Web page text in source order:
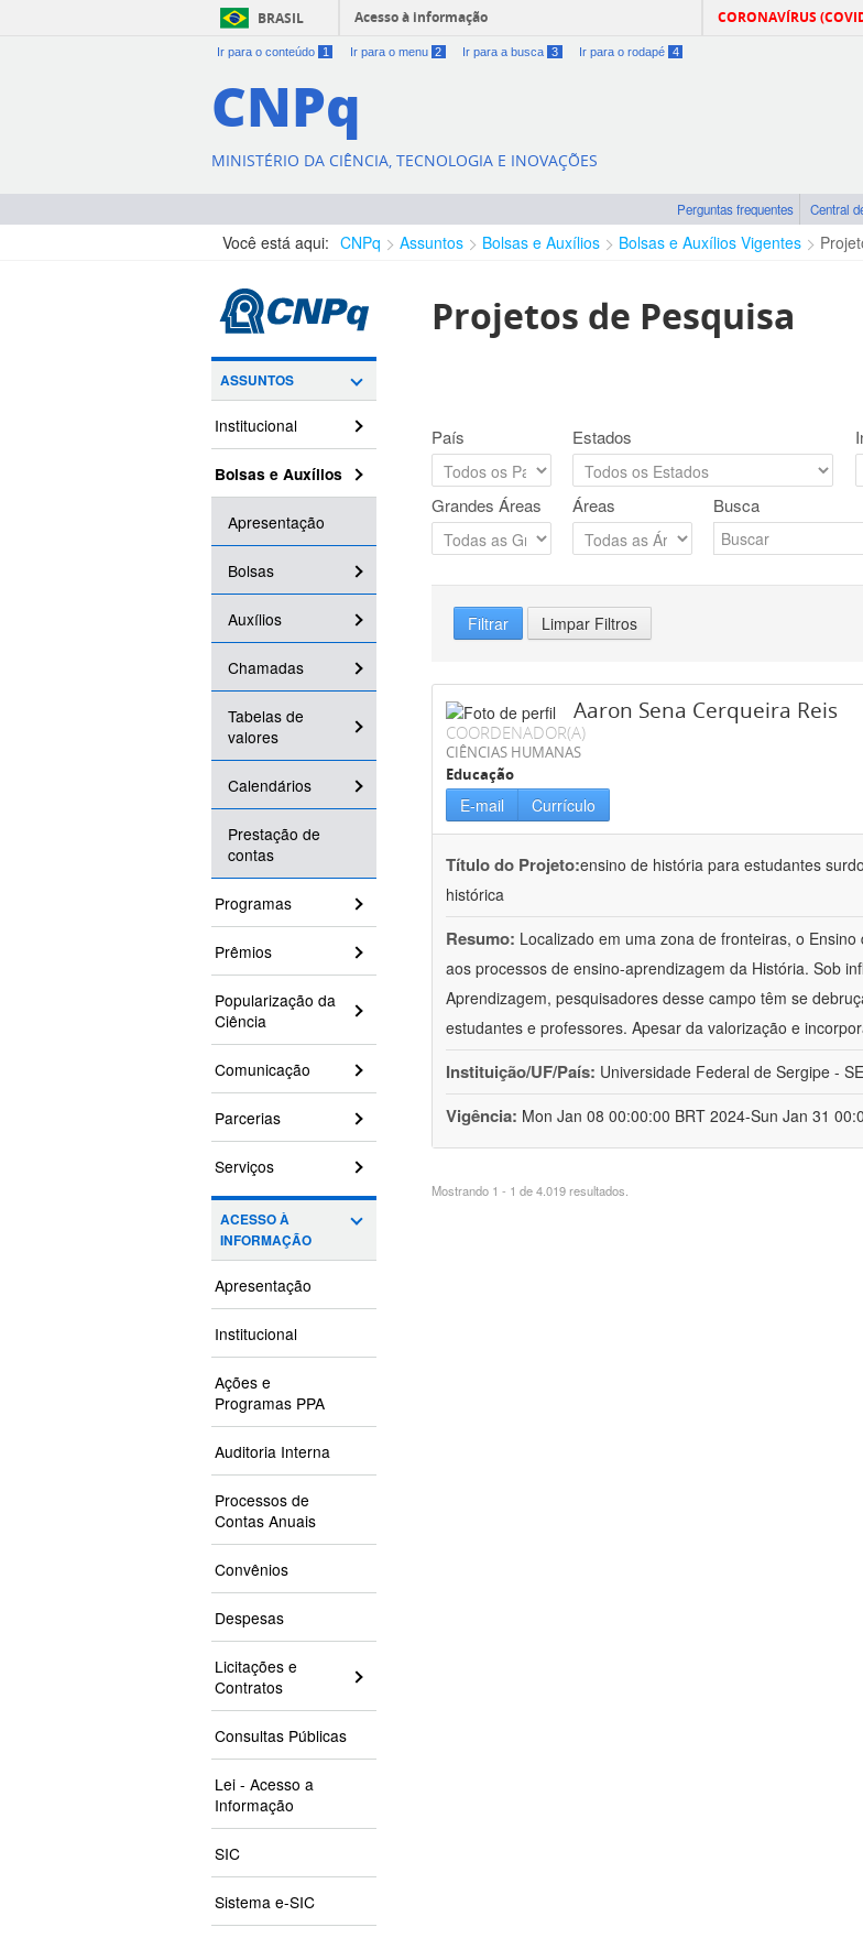
BRASIL Acesso à informação CORONAVÍRUS
Ir para o conteúdo 1 Ir para o menu 2 Ir para a busca 3 Ir para o rodapé 4
CNPq
MINISTÉRIO DA CIÊNCIA, TECNOLOGIA E INOVAÇÕES
Perguntas frequentes Central
Você está aqui: CNPq Assuntos Bolsas e Auxílios Bolsas e Auxílios Vigentes
ASSUNTOS
Institucional
Bolsas e Auxílios
Apresentação
Bolsas
Auxílios
Chamadas
Tabelas de
valores
Calendários
Prestação de
contas
Programas
Prêmios
Popularização da
Ciência
Comunicação
Parcerias
Serviços
ACESSO À
INFORMAÇÃO
Apresentação
Institucional
Ações e
Programas PPA
Auditoria Interna
Processos de
Contas Anuais
Convênios
Despesas
Licitações e
Contratos
Consultas Públicas
Lei - Acesso a
Informação
SIC
Sistema e-SIC
Projetos de Pesquisa
País Estados
Grandes Áreas Áreas Busca
Filtrar Limpar Filtros
Aaron Sena Cerqueira Reis
COORDENADOR(A)
CIÊNCIAS HUMANAS
Educação
E-mail Currículo
Título do Projeto:ensino de história para estudantes
histórica
Resumo: Localizado em uma zona de fronteiras, o
aos processos de ensino-aprendizagem da História. Sob
Aprendizagem, pesquisadores desse campo têm se
estudantes e professores. Apesar da valorização e
Instituição/UF/País: Universidade Federal de Sergipe -
Vigência: Mon Jan 08 00:00:00 BRT 2024-Sun Jan 31
Mostrando 1 - 1 de 4.019 resultados.